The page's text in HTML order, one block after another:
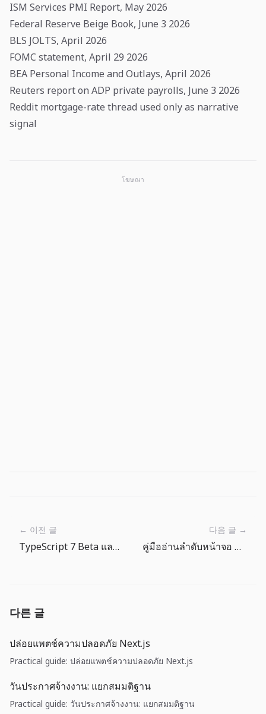
ISM Services PMI Report, May 2026
Federal Reserve Beige Book, June 3 2026
BLS JOLTS, April 2026
FOMC statement, April 29 2026
BEA Personal Income and Outlays, April 2026
Reuters report on ADP private payrolls, June 3 2026
Reddit mortgage-rate thread used only as narrative
signal
โฆษณา
← 이전 글
TypeScript 7 Beta และ tsgo: คอมไพเลอร์ที่เร็วขึ้นต้องมีแผนย้ายระบบ
다음 글 →
คู่มืออ่านลำดับหน้าจอ The Big One: หน้าแรก ตกปลา สารานุกรมปลา และร้านค้า
다른 글
ปล่อยแพตช์ความปลอดภัย Next.js
Practical guide: ปล่อยแพตช์ความปลอดภัย Next.js
วันประกาศจ้างงาน: แยกสมมติฐาน
Practical guide: วันประกาศจ้างงาน: แยกสมมติฐาน